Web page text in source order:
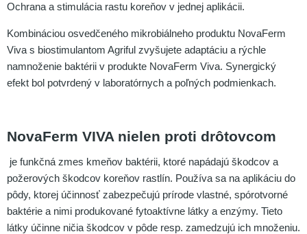
Ochrana a stimulácia rastu koreňov v jednej aplikácii.
Kombináciou osvedčeného mikrobiálneho produktu NovaFerm
Viva s biostimulantom Agriful zvyšujete adaptáciu a rýchle
namnoženie baktérii v produkte NovaFerm Viva. Synergický
efekt bol potvrdený v laboratórnych a poľných podmienkach.
NovaFerm VIVA nielen proti drôtovcom
je funkčná zmes kmeňov baktérii, ktoré napádajú škodcov a
požerových škodcov koreňov rastlín. Používa sa na aplikáciu do
pôdy, ktorej účinnosť zabezpečujú prírode vlastné, spórotvorné
baktérie a nimi produkované fytoaktívne látky a enzýmy. Tieto
látky účinne ničia škodcov v pôde resp. zamedzujú ich množeniu.